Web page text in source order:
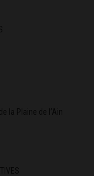
la Plaine de l’Ain